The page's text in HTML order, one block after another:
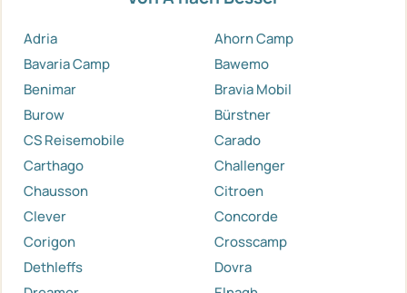
Adria
Ahorn Camp
Bavaria Camp
Bawemo
Benimar
Bravia Mobil
Burow
Bürstner
CS Reisemobile
Carado
Carthago
Challenger
Chausson
Citroen
Clever
Concorde
Corigon
Crosscamp
Dethleffs
Dovra